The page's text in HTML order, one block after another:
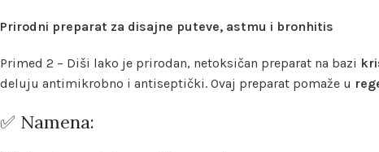
Prirodni preparat za disajne puteve, astmu i bronhitis
Primed 2 – Diši lako je prirodan, netoksičan preparat na bazi
deluju antimikrobno i antiseptički. Ovaj preparat pomaže u
✅ Namena: